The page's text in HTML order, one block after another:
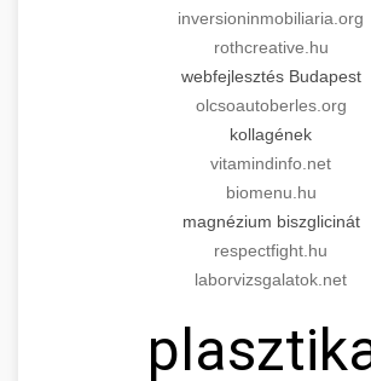
inversioninmobiliaria.org
rothcreative.hu
webfejlesztés Budapest
olcsoautoberles.org
kollagének
vitamindinfo.net
biomenu.hu
magnézium biszglicinát
respectfight.hu
laborvizsgalatok.net